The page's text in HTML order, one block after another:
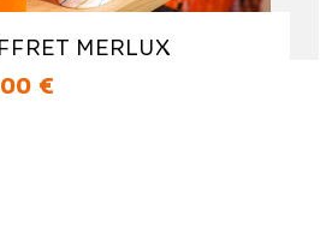
MERLUX
€